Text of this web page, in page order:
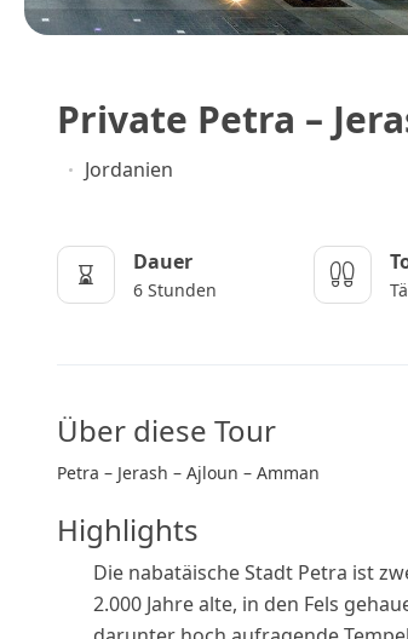
Private Petra –
Jordanien
Dauer
6 Stunden
Über diese Tour
Petra – Jerash – Ajloun – Amman
Highlights
Die nabatäische Stadt Petra ist
2.000 Jahre alte, in den Fels